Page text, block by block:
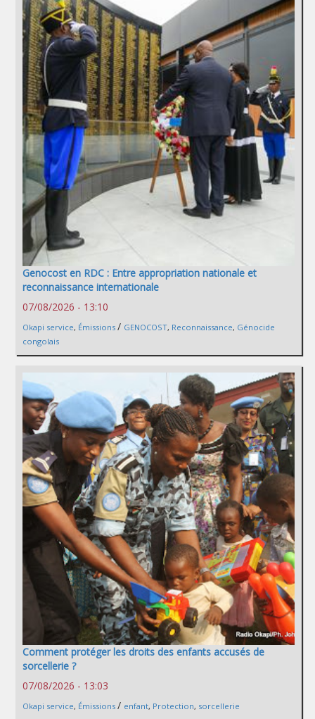
Genocost en RDC : Entre appropriation nationale et
reconnaissance internationale
07/08/2026 - 13:10
Okapi service, Émissions / GENOCOST, Reconnaissance, Génocide
congolais
Comment protéger les droits des enfants accusés de
sorcellerie ?
07/08/2026 - 13:03
Okapi service, Émissions / enfant, Protection, sorcellerie